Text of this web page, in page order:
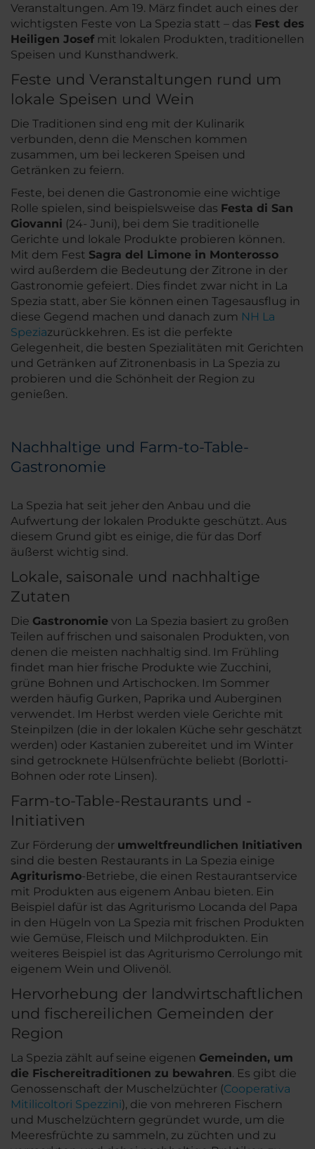
Veranstaltungen. Am 19. März findet auch eines der
wichtigsten Feste von La Spezia statt – das Fest des
Heiligen Josef mit lokalen Produkten, traditionellen
Speisen und Kunsthandwerk.
Feste und Veranstaltungen rund um
lokale Speisen und Wein
Die Traditionen sind eng mit der Kulinarik
verbunden, denn die Menschen kommen
zusammen, um bei leckeren Speisen und
Getränken zu feiern.
Feste, bei denen die Gastronomie eine wichtige
Rolle spielen, sind beispielsweise das Festa di San
Giovanni (24- Juni), bei dem Sie traditionelle
Gerichte und lokale Produkte probieren können.
Mit dem Fest Sagra del Limone in Monterosso
wird außerdem die Bedeutung der Zitrone in der
Gastronomie gefeiert. Dies findet zwar nicht in La
Spezia statt, aber Sie können einen Tagesausflug in
diese Gegend machen und danach zum NH La
Speziazurückkehren. Es ist die perfekte
Gelegenheit, die besten Spezialitäten mit Gerichten
und Getränken auf Zitronenbasis in La Spezia zu
probieren und die Schönheit der Region zu
genießen.
Nachhaltige und Farm-to-Table-
Gastronomie
La Spezia hat seit jeher den Anbau und die
Aufwertung der lokalen Produkte geschützt. Aus
diesem Grund gibt es einige, die für das Dorf
äußerst wichtig sind.
Lokale, saisonale und nachhaltige
Zutaten
Die Gastronomie von La Spezia basiert zu großen
Teilen auf frischen und saisonalen Produkten, von
denen die meisten nachhaltig sind. Im Frühling
findet man hier frische Produkte wie Zucchini,
grüne Bohnen und Artischocken. Im Sommer
werden häufig Gurken, Paprika und Auberginen
verwendet. Im Herbst werden viele Gerichte mit
Steinpilzen (die in der lokalen Küche sehr geschätzt
werden) oder Kastanien zubereitet und im Winter
sind getrocknete Hülsenfrüchte beliebt (Borlotti-
Bohnen oder rote Linsen).
Farm-to-Table-Restaurants und -
Initiativen
Zur Förderung der umweltfreundlichen Initiativen
sind die besten Restaurants in La Spezia einige
Agriturismo-Betriebe, die einen Restaurantservice
mit Produkten aus eigenem Anbau bieten. Ein
Beispiel dafür ist das Agriturismo Locanda del Papa
in den Hügeln von La Spezia mit frischen Produkten
wie Gemüse, Fleisch und Milchprodukten. Ein
weiteres Beispiel ist das Agriturismo Cerrolungo mit
eigenem Wein und Olivenöl.
Hervorhebung der landwirtschaftlichen
und fischereilichen Gemeinden der
Region
La Spezia zählt auf seine eigenen Gemeinden, um
die Fischereitraditionen zu bewahren. Es gibt die
Genossenschaft der Muschelzüchter (Cooperativa
Mitilicoltori Spezzini), die von mehreren Fischern
und Muschelzüchtern gegründet wurde, um die
Meeresfrüchte zu sammeln, zu züchten und zu